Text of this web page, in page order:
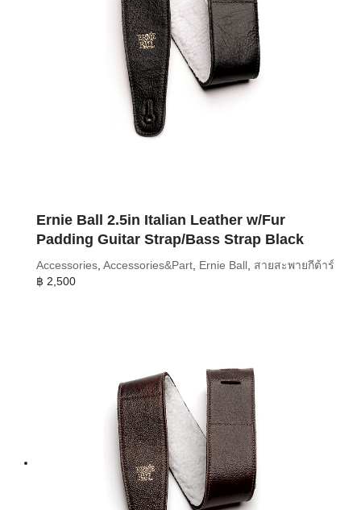
Ernie Ball 2.5in Italian Leather w/Fur
Padding Guitar Strap/Bass Strap Black
Accessories Accessories&Part Ernie Ball สายสะพายกีต้าร์
฿ 2,500